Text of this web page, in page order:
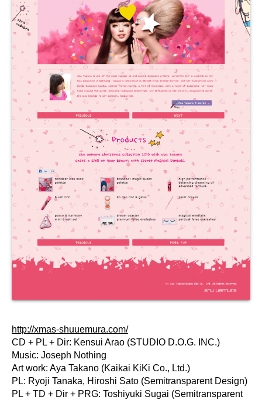
http://xmas-shuuemura.com/
CD + PL + Dir: Kensui Arao (STUDIO D.O.G. INC.)
Music: Joseph Nothing
Art work: Aya Takano (Kaikai KiKi Co., Ltd.)
PL: Ryoji Tanaka, Hiroshi Sato (Semitransparent Design)
PL + TD + Dir + PRG: Toshiyuki Sugai (Semitransparent